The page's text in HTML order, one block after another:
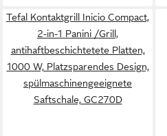
Tefal Kontaktgrill Inicio Compact,
2-in-1 Panini /Grill,
antihaftbeschichtetete Platten,
1000 W, Platzsparendes Design,
spülmaschinengeeignete
Saftschale, GC270D